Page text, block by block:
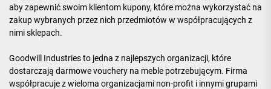
aby zapewnić swoim klientom kupony, które można wykorzystać na
zakup wybranych przez nich przedmiotów w współpracujących z
nimi sklepach.
Goodwill Industries to jedna z najlepszych organizacji, które
dostarczają darmowe vouchery na meble potrzebującym. Firma
współpracuje z wieloma organizacjami non-profit i innymi grupami